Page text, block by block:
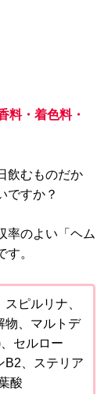
料・着色料・
飲むものだか
ですか？
率のよい「ヘム
。
ピルリナ、
物、マルトデ
セルロー
B2、ステリア
酸